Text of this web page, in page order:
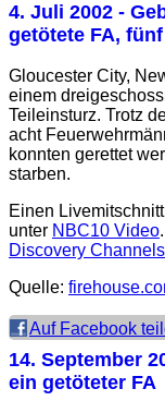
4. Juli 2002 -
getötete FA,
Gloucester City,
einem
Teileinsturz. Trotz
acht
konnten gerettet
starben.
Einen
unter NBC10 Video
Discovery
Quelle:
Auf Facebook
14. September
ein getöteter FA